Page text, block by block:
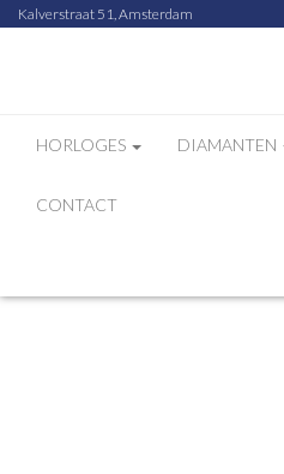
Kalverstraat 51, Amsterdam
HORLOGES DIAMANTEN
CONTACT